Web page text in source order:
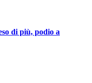
di più, podio a